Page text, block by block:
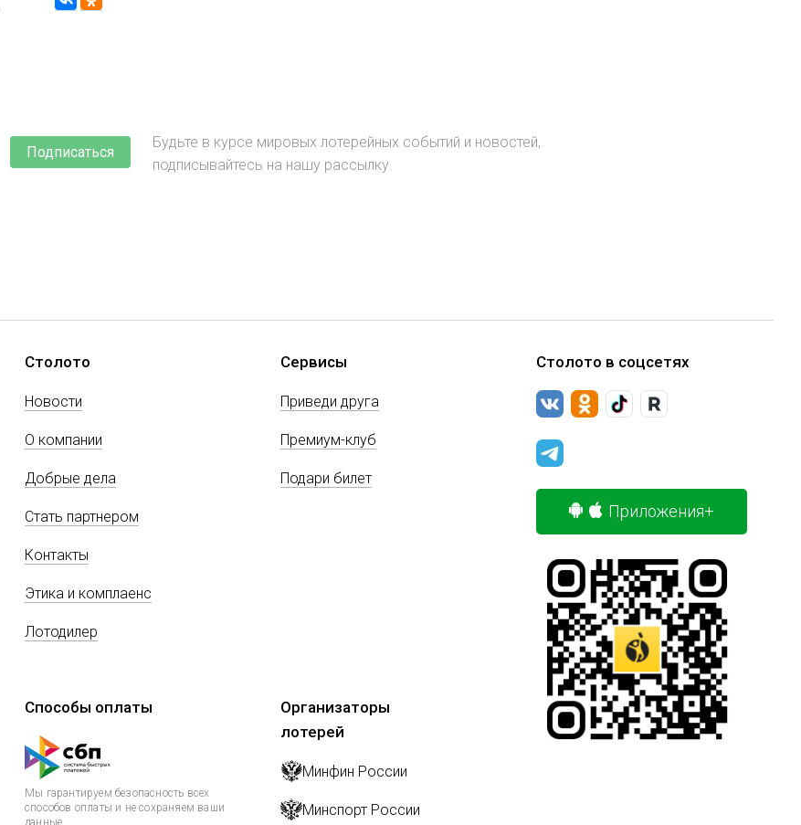
Подписаться
Будьте в курсе мировых лотерейных событий и новостей,
подписывайтесь на нашу рассылку.
Столото
Новости
О компании
Добрые дела
Стать партнером
Контакты
Этика и комплаенс
Лотодилер
Сервисы
Приведи друга
Премиум-клуб
Подари билет
Способы оплаты
Мы гарантируем безопасность всех
способов оплаты и не сохраняем ваши
данные
Организаторы
лотерей
Минфин России
Минспорт России
Столото в соцсетях
Приложения+